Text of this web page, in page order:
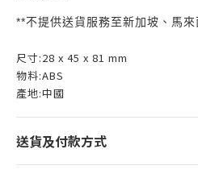
**不提供送貨服務至新加坡、馬來
尺寸:28 x 45 x 81 mm
物料:ABS
產地:中國
送貨及付款方式